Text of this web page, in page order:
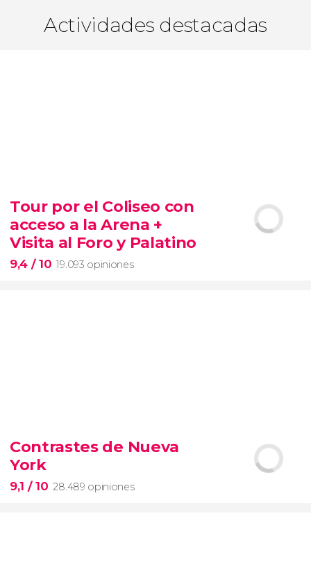
Actividades destacadas
Tour por el Coliseo con
acceso a la Arena +
Visita al Foro y Palatino
9,4 / 10 19.093 opiniones
Arena de gladiadores
visita del
Coliseo Romano
el Foro y el
Contrastes de Nueva
York
9,1 / 10 28.489 opiniones